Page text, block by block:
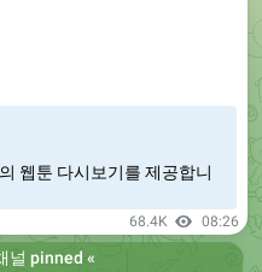
웹툰 다시보기를 제공합니
68.4K 08:26
널 pinned «